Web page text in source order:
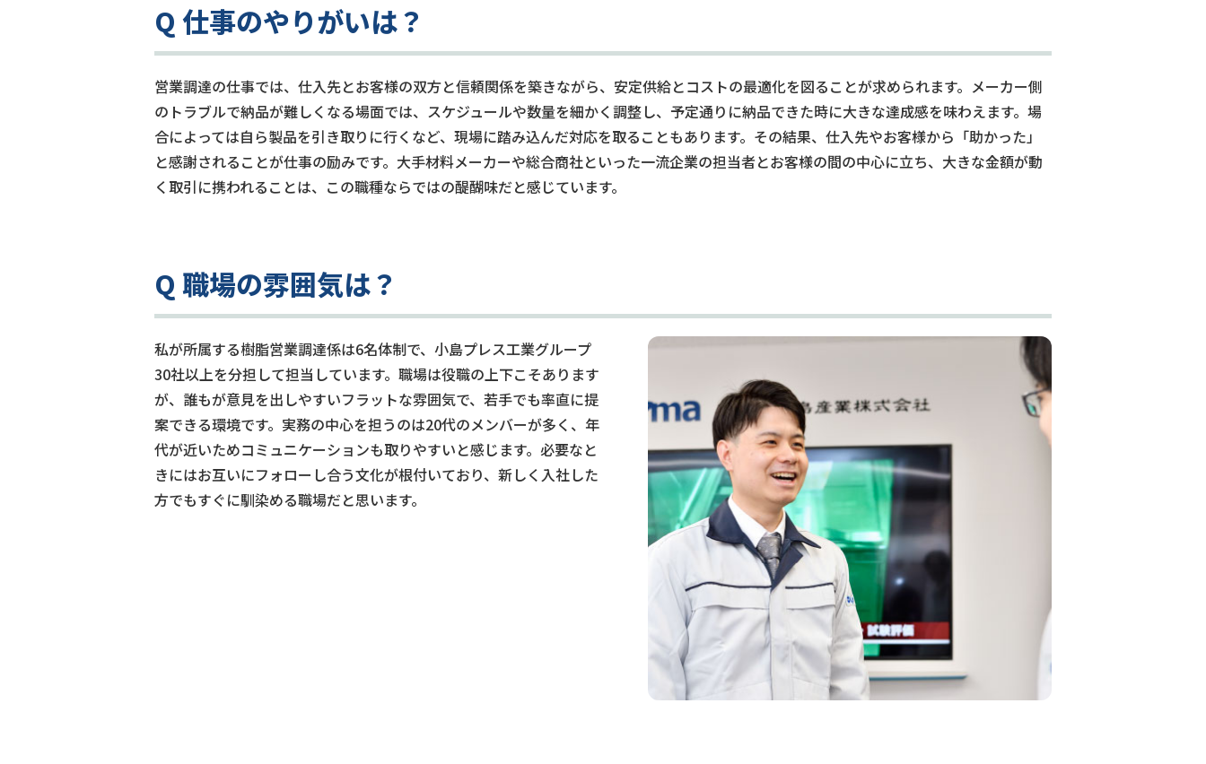
Q 仕事のやりがいは？
営業調達の仕事では、仕入先とお客様の双方と信頼関係を築きながら、安定供給とコストの最適化を図ることが求められます。メーカー側
のトラブルで納品が難しくなる場面では、スケジュールや数量を細かく調整し、予定通りに納品できた時に大きな達成感を味わえます。場
合によっては自ら製品を引き取りに行くなど、現場に踏み込んだ対応を取ることもあります。その結果、仕入先やお客様から「助かった」
と感謝されることが仕事の励みです。大手材料メーカーや総合商社といった一流企業の担当者とお客様の間の中心に立ち、大きな金額が動
く取引に携われることは、この職種ならではの醍醐味だと感じています。
Q 職場の雰囲気は？
私が所属する樹脂営業調達係は6名体制で、小島プレス工業グループ
30社以上を分担して担当しています。職場は役職の上下こそあります
が、誰もが意見を出しやすいフラットな雰囲気で、若手でも率直に提
案できる環境です。実務の中心を担うのは20代のメンバーが多く、年
代が近いためコミュニケーションも取りやすいと感じます。必要なと
きにはお互いにフォローし合う文化が根付いており、新しく入社した
方でもすぐに馴染める職場だと思います。